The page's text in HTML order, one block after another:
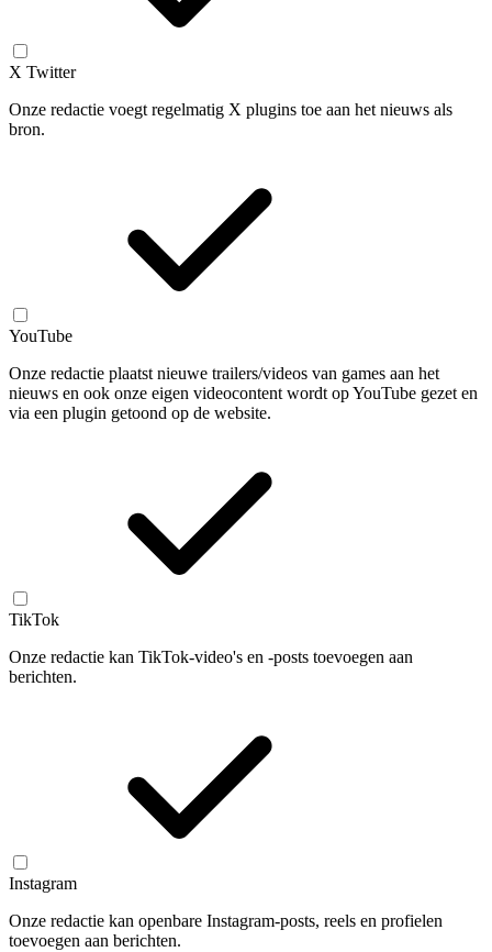
X Twitter
Onze redactie voegt regelmatig X plugins toe aan het nieuws als
bron.
YouTube
Onze redactie plaatst nieuwe trailers/videos van games aan het
nieuws en ook onze eigen videocontent wordt op YouTube gezet en
via een plugin getoond op de website.
TikTok
Onze redactie kan TikTok-video's en -posts toevoegen aan
berichten.
Instagram
Onze redactie kan openbare Instagram-posts, reels en profielen
toevoegen aan berichten.